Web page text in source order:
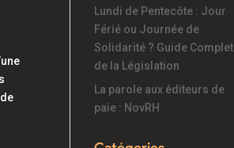
Lundi de Pentecôte : Jour
Férié ou Journée de
Solidarité ? Guide Complet
de la Législation
La parole aux éditeurs de
paie : NovRH